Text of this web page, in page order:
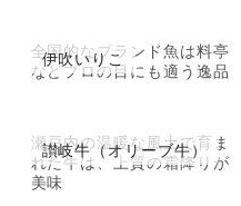
伊吹いりこ
全国的なブランド魚は料亭
などプロの目にも適う逸品
讃岐牛（オリーブ牛）
瀬戸内の温暖な風土で育ま
れた牛は、上質の霜降りが
美味